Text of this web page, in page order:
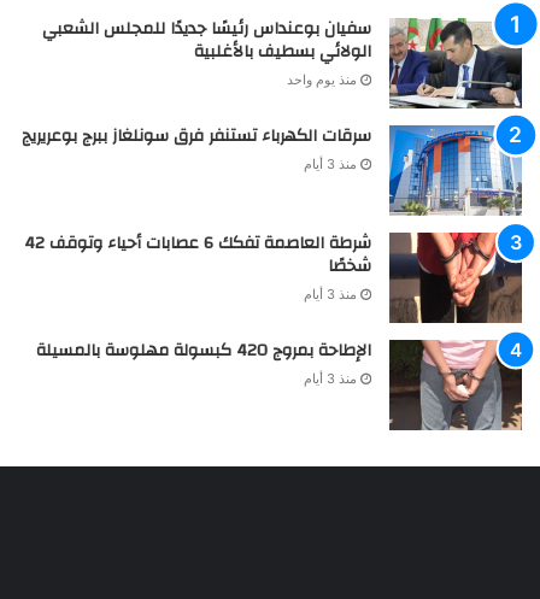
سفيان بوعنداس رئيسًا جديدًا للمجلس الشعبي
الولائي بسطيف بالأغلبية
منذ يوم واحد
سرقات الكهرباء تستنفر فرق سونلغاز ببرج بوعريريج
منذ 3 أيام
شرطة العاصمة تفكك 6 عصابات أحياء وتوقف 42
شخصًا
منذ 3 أيام
الإطاحة بمروج 420 كبسولة مهلوسة بالمسيلة
منذ 3 أيام